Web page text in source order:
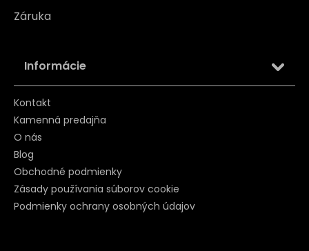
Záruka
Informácie
Kontakt
Kamenná predajňa
O nás
Blog
Obchodné podmienky
Zásady používania súborov cookie
Podmienky ochrany osobných údajov